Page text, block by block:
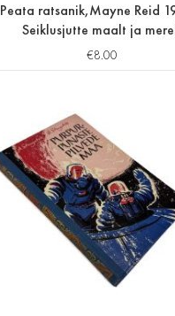
Peata ratsanik,Mayne Reid
Seiklusjutte maalt ja
€8.00